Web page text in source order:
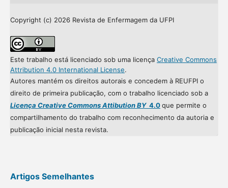
Copyright (c) 2026 Revista de Enfermagem da UFPI
Este trabalho está licenciado sob uma licença Creative Commons
Attribution 4.0 International License.
Autores mantém os direitos autorais e concedem à REUFPI o
direito de primeira publicação, com o trabalho licenciado sob a
Licença Creative Commons Attibution BY4.0que permite o
compartilhamento do trabalho com reconhecimento da autoria e
publicação inicial nesta revista.
Artigos Semelhantes